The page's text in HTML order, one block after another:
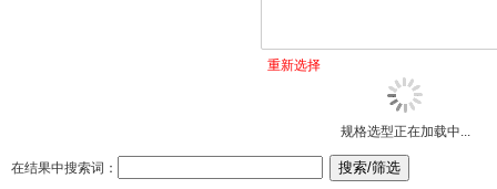
重新选择
规格选型正在加载中...
在结果中搜索词：